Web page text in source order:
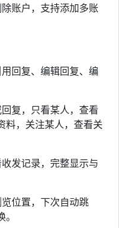
账户，支持添加多账
回复、编辑回复、编
复，只看某人，查看
料，关注某人，查看关
发记录，完整显示与
位置，下次自动跳